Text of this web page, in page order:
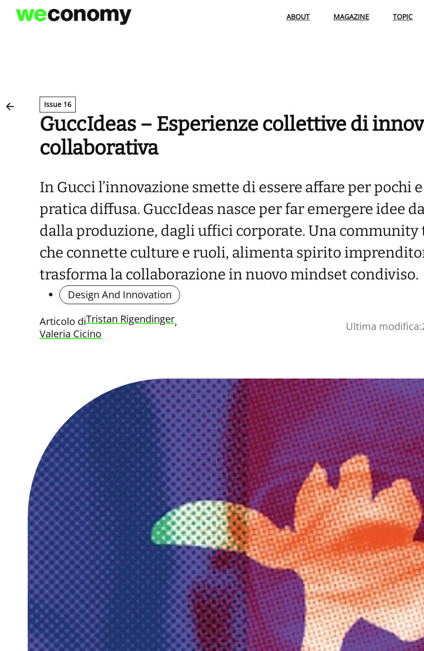
Vai
ABOUT MAGAZINE TOPIC
Issue 16
GuccIdeas – Esperienze collettive di
collaborativa
In Gucci l’innovazione smette di essere affare per pochi
pratica diffusa. GuccIdeas nasce per far emergere idee
dalla produzione, dagli uffici corporate. Una community
che connette culture e ruoli, alimenta spirito
trasforma la collaborazione in nuovo mindset condiviso.
Design And Innovation
Articolo diTristan Rigendinger,
Valeria Cicino
Ultima modifica: